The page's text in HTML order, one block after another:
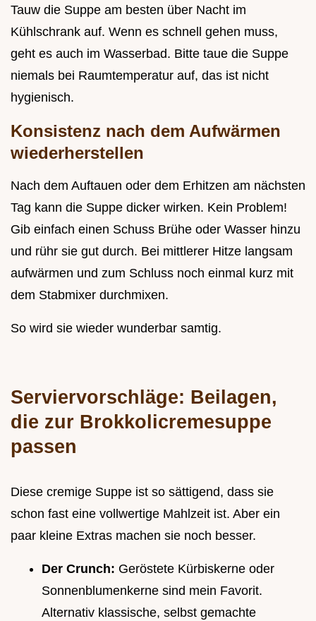
Tauw die Suppe am besten über Nacht im
Kühlschrank auf. Wenn es schnell gehen muss,
geht es auch im Wasserbad. Bitte taue die Suppe
niemals bei Raumtemperatur auf, das ist nicht
hygienisch.
Konsistenz nach dem Aufwärmen
wiederherstellen
Nach dem Auftauen oder dem Erhitzen am nächsten
Tag kann die Suppe dicker wirken. Kein Problem!
Gib einfach einen Schuss Brühe oder Wasser hinzu
und rühr sie gut durch. Bei mittlerer Hitze langsam
aufwärmen und zum Schluss noch einmal kurz mit
dem Stabmixer durchmixen.
So wird sie wieder wunderbar samtig.
Serviervorschläge: Beilagen,
die zur Brokkolicremesuppe
passen
Diese cremige Suppe ist so sättigend, dass sie
schon fast eine vollwertige Mahlzeit ist. Aber ein
paar kleine Extras machen sie noch besser.
Der Crunch: Geröstete Kürbiskerne oder
Sonnenblumenkerne sind mein Favorit.
Alternativ klassische, selbst gemachte